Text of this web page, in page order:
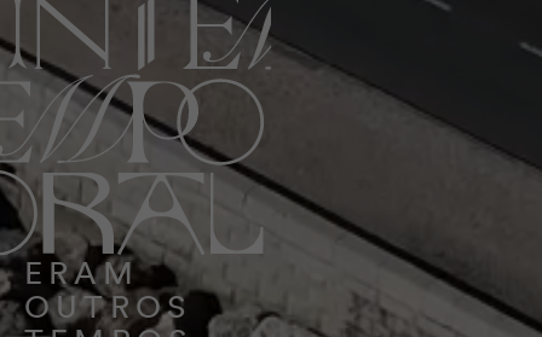
ERAM
OUTROS